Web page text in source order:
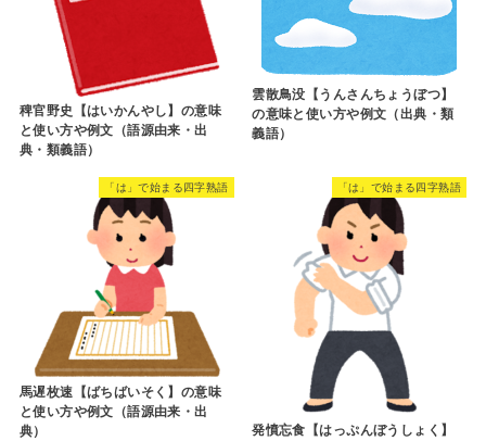
稗官野史【はいかんやし】の意味
と使い方や例文（語源由来・出
典・類義語）
雲散鳥没【うんさんちょうぼつ】
の意味と使い方や例文（出典・類
義語）
「は」で始まる四字熟語
馬遅枚速【ばちばいそく】の意味
と使い方や例文（語源由来・出
典）
「は」で始まる四字熟語
発憤忘食【はっぷんぼうしょく】